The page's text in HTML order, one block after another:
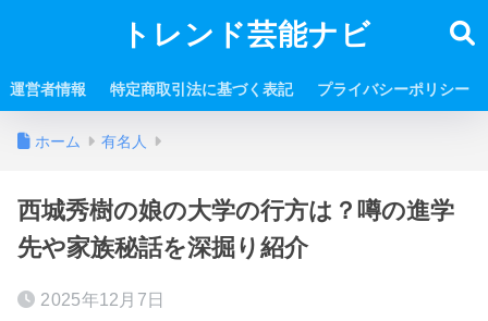
トレンド芸能ナビ
運営者情報 特定商取引法に基づく表記 プライバシーポリシー
ホーム 有名人
西城秀樹の娘の大学の行方は？噂の進学
先や家族秘話を深掘り紹介
2025年12月7日